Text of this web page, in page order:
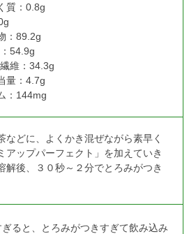
質：0.8g
：89.2g
54.9g
維：34.3g
量：4.7g
：144mg
などに、よくかき混ぜながら素早く
アップパーフェクト」を加えていき
解後、３０秒～２分でとろみがつき
ぎると、とろみがつきすぎて飲み込み